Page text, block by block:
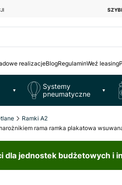
realizacjeBlogRegulaminWeź leasing
▼
Systemy
pneumatyczne
▼
Ramki A2
rama ramka plakatowa
dla jednostek budżetowych i